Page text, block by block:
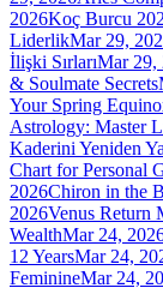
2026Koç Burcu
LiderlikMar 29,
İlişki SırlarıMar 29,
& Soulmate Secrets
Your Spring
Astrology: Master
Kaderini Yeniden
Chart for Personal
2026Chiron in the
2026Venus Return
WealthMar 24,
12 YearsMar 24,
FeminineMar 24,